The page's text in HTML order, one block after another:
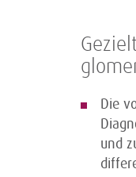
Die
und